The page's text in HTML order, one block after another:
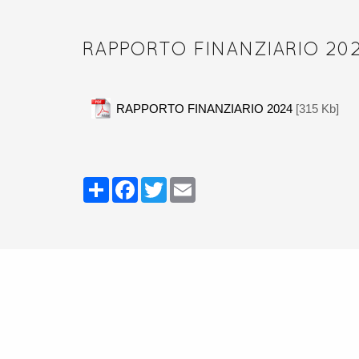
RAPPORTO FINANZIARIO
RAPPORTO FINANZIARIO 2024 [315 Kb]
Share Facebook
Twitter